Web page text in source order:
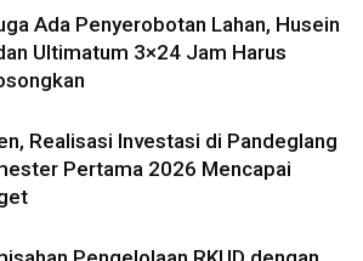
Ada Penyerobotan Lahan, Husein
Ultimatum 3×24 Jam Harus
Realisasi Investasi di Pandeglang
Pertama 2026 Mencapai